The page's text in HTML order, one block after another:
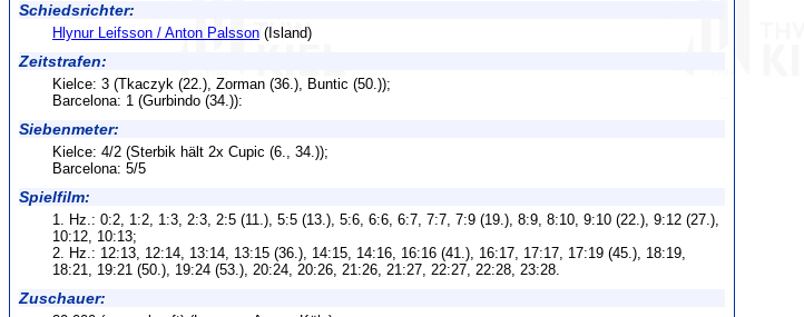
Schiedsrichter:
Hlynur Leifsson / Anton Palsson (Island)
Zeitstrafen:
Kielce: 3 (Tkaczyk (22.), Zorman (36.), Buntic (50.));
Barcelona: 1 (Gurbindo (34.)):
Siebenmeter:
Kielce: 4/2 (Sterbik hält 2x Cupic (6., 34.));
Barcelona: 5/5
Spielfilm:
1. Hz.: 0:2, 1:2, 1:3, 2:3, 2:5 (11.), 5:5 (13.), 5:6, 6:6, 6:7, 7:7, 7:9 (19.), 8:9, 8:10, 9:10 (22.), 9:12 (27.),
10:12, 10:13;
2. Hz.: 12:13, 12:14, 13:14, 13:15 (36.), 14:15, 14:16, 16:16 (41.), 16:17, 17:17, 17:19 (45.), 18:19,
18:21, 19:21 (50.), 19:24 (53.), 20:24, 20:26, 21:26, 21:27, 22:27, 22:28, 23:28.
Zuschauer: